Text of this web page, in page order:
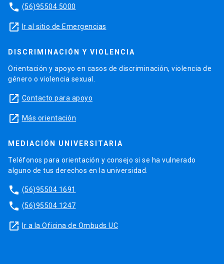
phone (56)95504 5000
launch Ir al sitio de Emergencias
DISCRIMINACIÓN Y VIOLENCIA
Orientación y apoyo en casos de discriminación, violencia de
género o violencia sexual.
launch Contacto para apoyo
launch Más orientación
MEDIACIÓN UNIVERSITARIA
Teléfonos para orientación y consejo si se ha vulnerado
alguno de tus derechos en la universidad.
phone (56)95504 1691
phone (56)95504 1247
launch Ir a la Oficina de Ombuds UC